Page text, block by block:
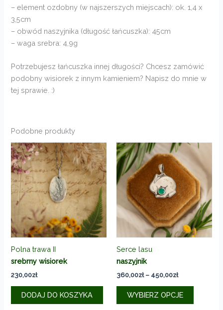
– element ozdobny (w najszerszych miejscach): ok. 1,4 x
3,5cm
– obwód naszyjnika (długość łańcuszka): 45cm
– waga srebra: 4,9g
Potrzebujesz łańcuszka innej długości? Chcesz zamówić
podobny wisiorek z innym kamieniem? Napisz do mnie w
tej sprawie. :)
Podobne produkty
Polna trawa II
srebrny wisiorek
230,00zł
DODAJ DO KOSZYKA
Serce lasu
naszyjnik
360,00zł – 450,00złZakres
od
360,00zł
WYBIERZ OPCJE
Ten